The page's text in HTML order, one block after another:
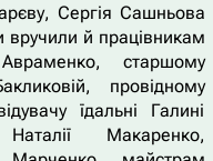
Сергія Сашньова
й працівникам
старшому
провідному
їдальні Галині
Макаренко,